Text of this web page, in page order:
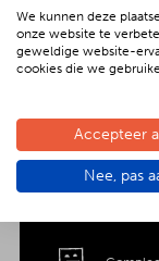
Verras jouw
aankleding
extra
We kunnen deze
onze website te
geweldige website-
cookies die we
Accepteer
Nee, pas